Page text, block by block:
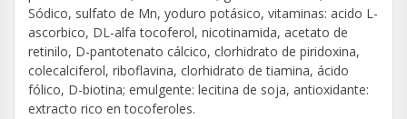
Sódico, sulfato de Mn, yoduro potásico, vitaminas: acido L-
ascorbico, DL-alfa tocoferol, nicotinamida, acetato de
retinilo, D-pantotenato cálcico, clorhidrato de piridoxina,
colecalciferol, riboflavina, clorhidrato de tiamina, ácido
fólico, D-biotina; emulgente: lecitina de soja, antioxidante:
extracto rico en tocoferoles.